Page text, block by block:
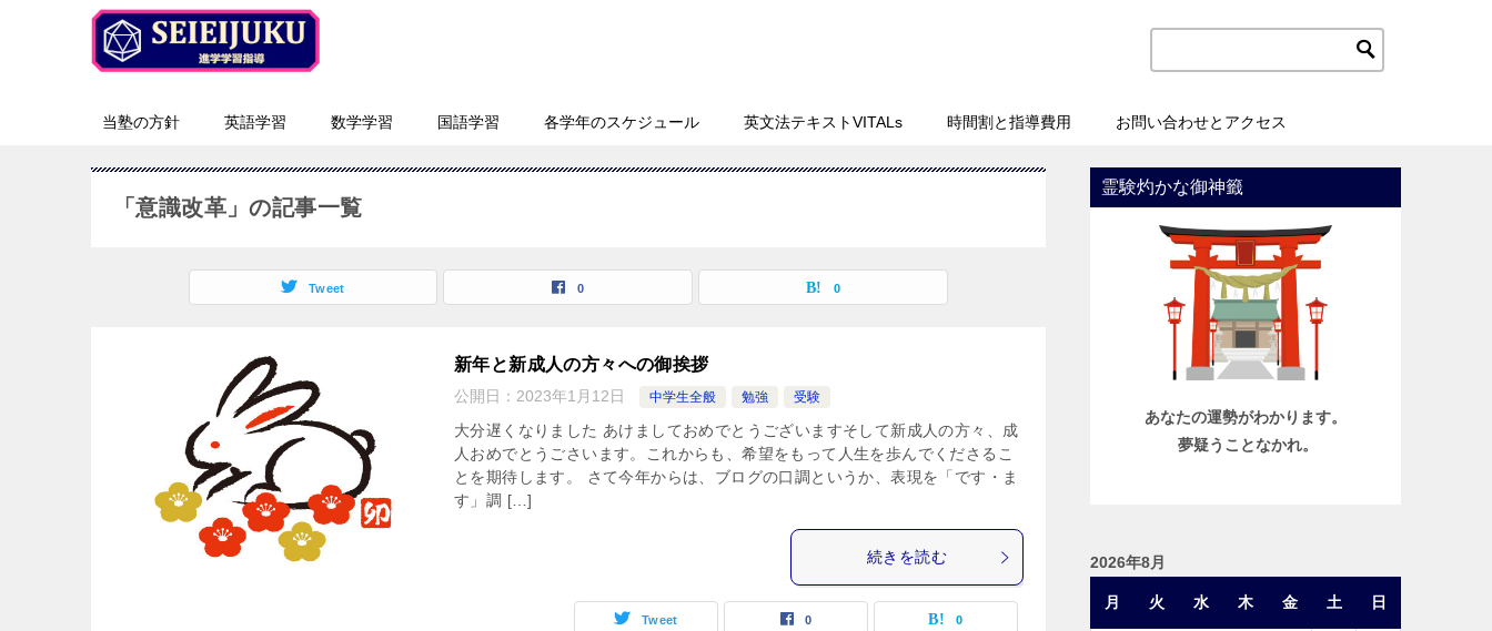
当塾の方針 英語学習 数学学習 国語学習 各学年のスケジュール 英文法テキストVITALs 時間割と指導費用 お問い合わせとアクセス
「意識改革」の記事一覧
Tweet 0 0
新年と新成人の方々への御挨拶
公開日： 2023年1月12日 中学生全般 勉強 受験
大分遅くなりました あけましておめでとうございますそして新成人の方々、成
人おめでとうごさいます。これからも、希望をもって人生を歩んでくださるこ
とを期待します。 さて今年からは、ブログの口調というか、表現を「です・ま
す」調 […]
続きを読む
Tweet 0 0
霊験灼かな御神籤
あなたの運勢がわかります。
夢疑うことなかれ。
2026年8月
月 火 水 木 金 土 日